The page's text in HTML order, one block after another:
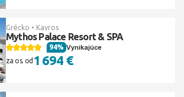
Grécko • Kavros
Mythos Palace Resort & SPA
Vynikajúce
94%
za os. od 1 694 €